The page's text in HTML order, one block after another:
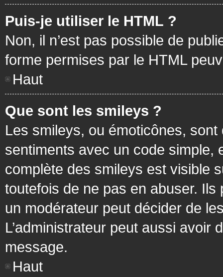
Puis-je utiliser le HTML ?
Non, il n’est pas possible de
forme permises par le HTML
Haut
Que sont les smileys ?
Les smileys, ou émoticônes,
sentiments avec un code simple,
complète des smileys est visible
toutefois de ne pas en abuser.
un modérateur peut décider de
L’administrateur peut aussi avoir
message.
Haut